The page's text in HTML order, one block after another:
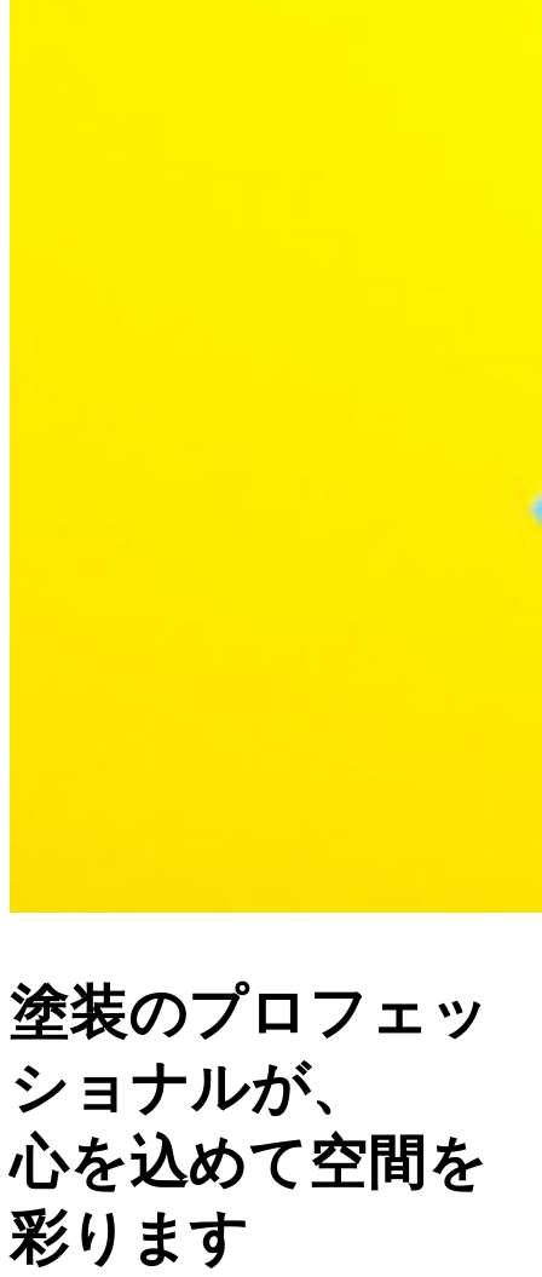
塗装のプロフェッ
ショナルが、
心を込めて空間を
彩ります